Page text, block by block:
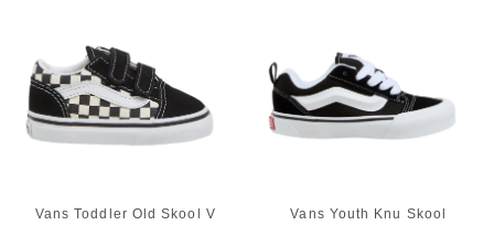
Vans Toddler Old Skool V
Vans Youth Knu Skool